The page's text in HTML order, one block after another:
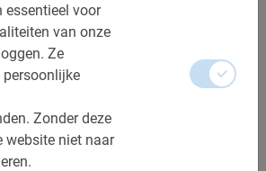
essentieel voor
van onze
Ze
persoonlijke
Zonder deze
website niet naar
via de website
annuleren tot 24u vooraf